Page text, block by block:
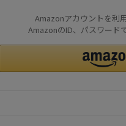
Amazonアカウントを利
AmazonのID、パスワード